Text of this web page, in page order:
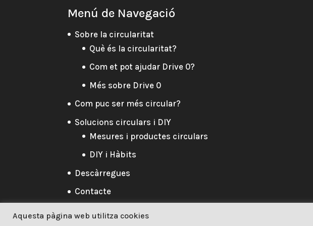
Menú de Navegació
Sobre la circularitat
Què és la circularitat?
Com et pot ajudar Drive 0?
Més sobre Drive 0
Com puc ser més circular?
Solucions circulars i DIY
Mesures i productes circulars
DIY i Hàbits
Descàrregues
Contacte
Aquesta pàgina web utilitza cookies